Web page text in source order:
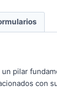
pilar
con